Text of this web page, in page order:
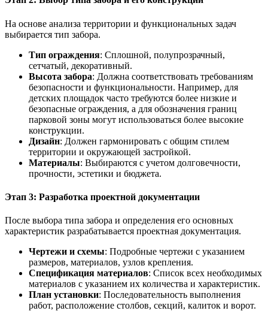
На основе анализа территории и функциональных задач
выбирается тип забора.
Тип ограждения: Сплошной, полупрозрачный,
сетчатый, декоративный.
Высота забора: Должна соответствовать требованиям
безопасности и функциональности. Например, для
детских площадок часто требуются более низкие и
безопасные ограждения, а для обозначения границ
парковой зоны могут использоваться более высокие
конструкции.
Дизайн: Должен гармонировать с общим стилем
территории и окружающей застройкой.
Материалы: Выбираются с учетом долговечности,
прочности, эстетики и бюджета.
Этап 3: Разработка проектной документации
После выбора типа забора и определения его основных
характеристик разрабатывается проектная документация.
Чертежи и схемы: Подробные чертежи с указанием
размеров, материалов, узлов крепления.
Спецификация материалов: Список всех необходимых
материалов с указанием их количества и характеристик.
План установки: Последовательность выполнения
работ, расположение столбов, секций, калиток и ворот.